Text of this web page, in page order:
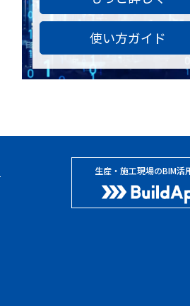
使い方ガイド
生産・施工現場のBIM活